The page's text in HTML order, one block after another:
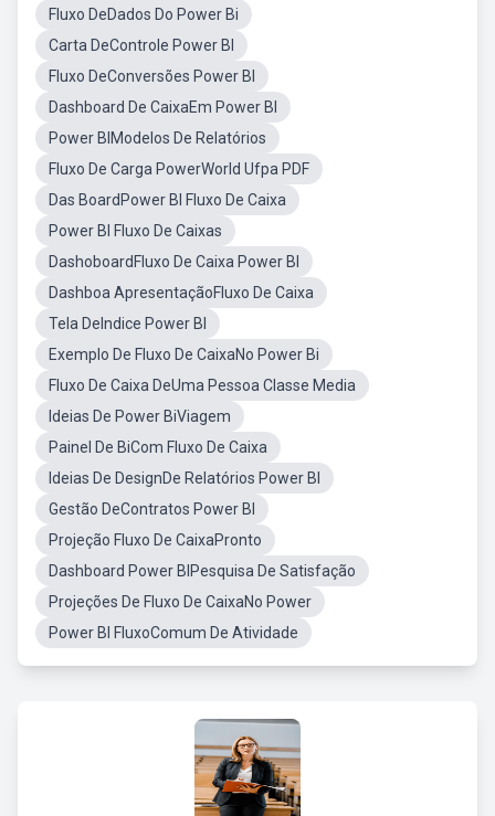
Fluxo DeDados Do Power Bi
Carta DeControle Power BI
Fluxo DeConversões Power BI
Dashboard De CaixaEm Power BI
Power BIModelos De Relatórios
Fluxo De Carga PowerWorld Ufpa PDF
Das BoardPower BI Fluxo De Caixa
Power BI Fluxo De Caixas
DashoboardFluxo De Caixa Power BI
Dashboa ApresentaçãoFluxo De Caixa
Tela DeIndice Power BI
Exemplo De Fluxo De CaixaNo Power Bi
Fluxo De Caixa DeUma Pessoa Classe Media
Ideias De Power BiViagem
Painel De BiCom Fluxo De Caixa
Ideias De DesignDe Relatórios Power BI
Gestão DeContratos Power BI
Projeção Fluxo De CaixaPronto
Dashboard Power BIPesquisa De Satisfação
Projeções De Fluxo De CaixaNo Power
Power BI FluxoComum De Atividade